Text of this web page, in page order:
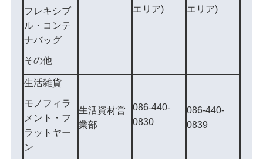
フレキシブ
ル・コンテ
ナバッグ
その他
エリア)
エリア)
生活雑貨
モノフィラ
メント・フ
ラットヤー
ン
生活資材営
業部
086-440-
0830
086-440-
0839